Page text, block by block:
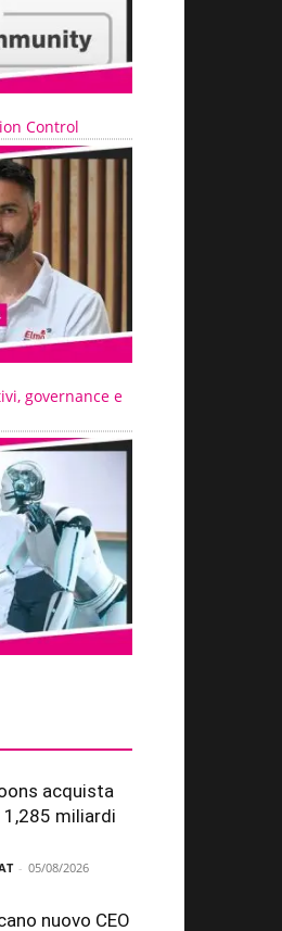
Control
governance e
acquista
miliardi
- 05/08/2026
nuovo CEO